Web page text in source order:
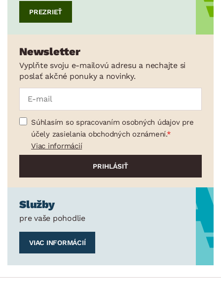
PREZRIEŤ
Newsletter
Vyplňte svoju e-mailovú adresu a nechajte si
poslať akčné ponuky a novinky.
Súhlasím so spracovaním osobných údajov pre
účely zasielania obchodných oznámení.
Viac informácií
Služby
pre vaše pohodlie
VIAC INFORMÁCIÍ